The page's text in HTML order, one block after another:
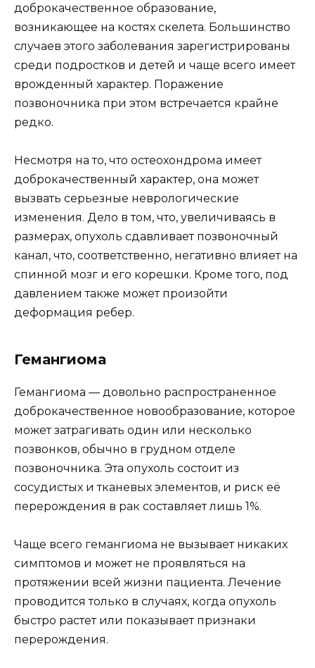
доброкачественное образование,
возникающее на костях скелета. Большинство
случаев этого заболевания зарегистрированы
среди подростков и детей и чаще всего имеет
врожденный характер. Поражение
позвоночника при этом встречается крайне
редко.
Несмотря на то, что остеохондрома имеет
доброкачественный характер, она может
вызвать серьезные неврологические
изменения. Дело в том, что, увеличиваясь в
размерах, опухоль сдавливает позвоночный
канал, что, соответственно, негативно влияет на
спинной мозг и его корешки. Кроме того, под
давлением также может произойти
деформация ребер.
Гемангиома
Гемангиома — довольно распространенное
доброкачественное новообразование, которое
может затрагивать один или несколько
позвонков, обычно в грудном отделе
позвоночника. Эта опухоль состоит из
сосудистых и тканевых элементов, и риск её
перерождения в рак составляет лишь 1%.
Чаще всего гемангиома не вызывает никаких
симптомов и может не проявляться на
протяжении всей жизни пациента. Лечение
проводится только в случаях, когда опухоль
быстро растет или показывает признаки
перерождения.